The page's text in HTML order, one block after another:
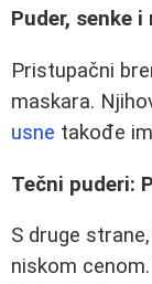
Puder, senke
Pristupačni
maskara.
usne takođe
Tečni puderi:
S druge strane,
niskom